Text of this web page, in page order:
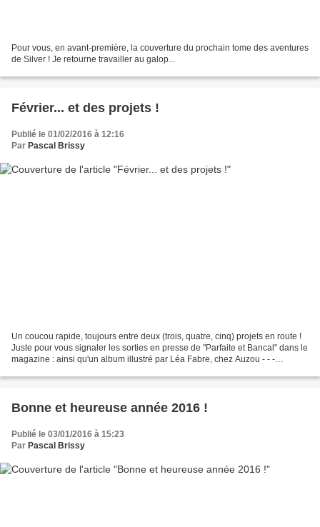
Pour vous, en avant-première, la couverture du prochain tome des aventures
de Silver ! Je retourne travailler au galop...
Février... et des projets !
Publié le 01/02/2016 à 12:16
Par Pascal Brissy
Un coucou rapide, toujours entre deux (trois, quatre, cinq) projets en route !
Juste pour vous signaler les sorties en presse de "Parfaite et Bancal" dans le
magazine : ainsi qu'un album illustré par Léa Fabre, chez Auzou - - -
Bonne et heureuse année 2016 !
Publié le 03/01/2016 à 15:23
Par Pascal Brissy